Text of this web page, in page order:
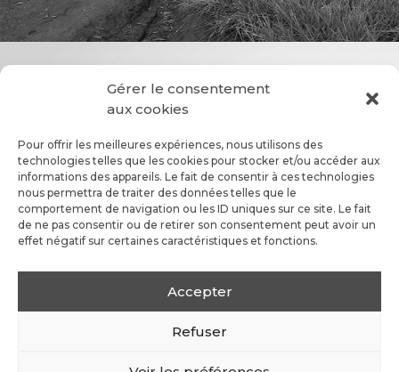
Gérer le consentement
aux cookies
Pour offrir les meilleures expériences, nous utilisons des
technologies telles que les cookies pour stocker et/ou accéder aux
informations des appareils. Le fait de consentir à ces technologies
nous permettra de traiter des données telles que le
comportement de navigation ou les ID uniques sur ce site. Le fait
de ne pas consentir ou de retirer son consentement peut avoir un
effet négatif sur certaines caractéristiques et fonctions.
Accepter
Refuser